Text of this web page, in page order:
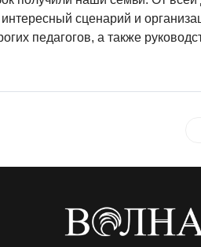
интересный сценарий и
педагогов, а также